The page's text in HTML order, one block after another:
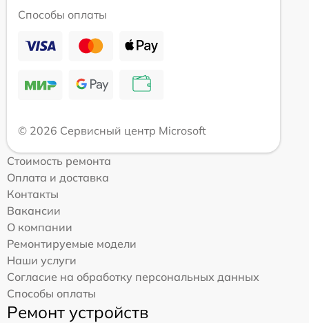
Способы оплаты
© 2026 Сервисный центр Microsoft
Стоимость ремонта
Оплата и доставка
Контакты
Вакансии
О компании
Ремонтируемые модели
Наши услуги
Согласие на обработку персональных данных
Способы оплаты
Ремонт устройств